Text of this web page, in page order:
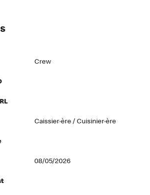
Crew
Caissier·ère / Cuisinier·ère
08/05/2026